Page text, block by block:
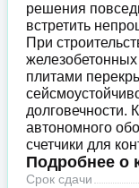
решения
встретить
При
плитами
долговечности.
автономного
счетчики для
Подробнее о
Срок сдачи